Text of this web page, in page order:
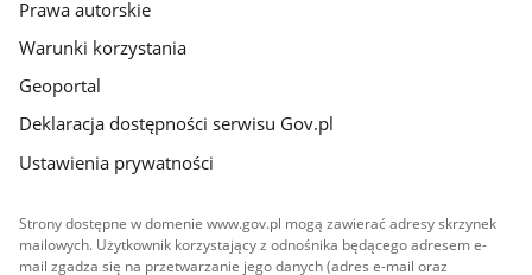
Prawa autorskie
Warunki korzystania
Geoportal
Deklaracja dostępności serwisu Gov.pl
Ustawienia prywatności
Strony dostępne w domenie www.gov.pl mogą zawierać adresy skrzynek
mailowych. Użytkownik korzystający z odnośnika będącego adresem e-
mail zgadza się na przetwarzanie jego danych (adres e-mail oraz